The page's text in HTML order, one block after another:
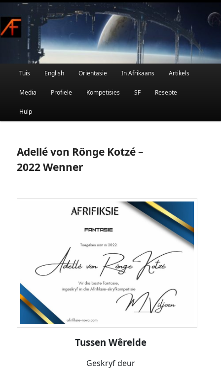
Skip
to
primary
content
Afrikaanse Wetenskapfiksie en Fantasie
Main
Tuis English Oriëntasie In Afrikaans Artikels
Media Profiele Kompetisies SF Resepte
Hulp
Adellé von Rönge Kotzé –
2022 Wenner
Tussen Wêrelde
Geskryf deur